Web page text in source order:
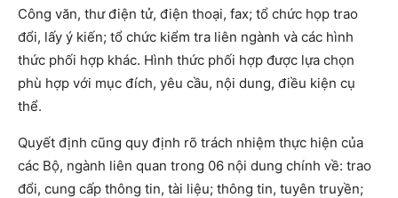
Công văn, thư điện tử, điện thoại, fax; tổ chức họp trao
đổi, lấy ý kiến; tổ chức kiểm tra liên ngành và các hình
thức phối hợp khác. Hình thức phối hợp được lựa chọn
phù hợp với mục đích, yêu cầu, nội dung, điều kiện cụ
thể.
Quyết định cũng quy định rõ trách nhiệm thực hiện của
các Bộ, ngành liên quan trong 06 nội dung chính về: trao
đổi, cung cấp thông tin, tài liệu; thông tin, tuyên truyền;